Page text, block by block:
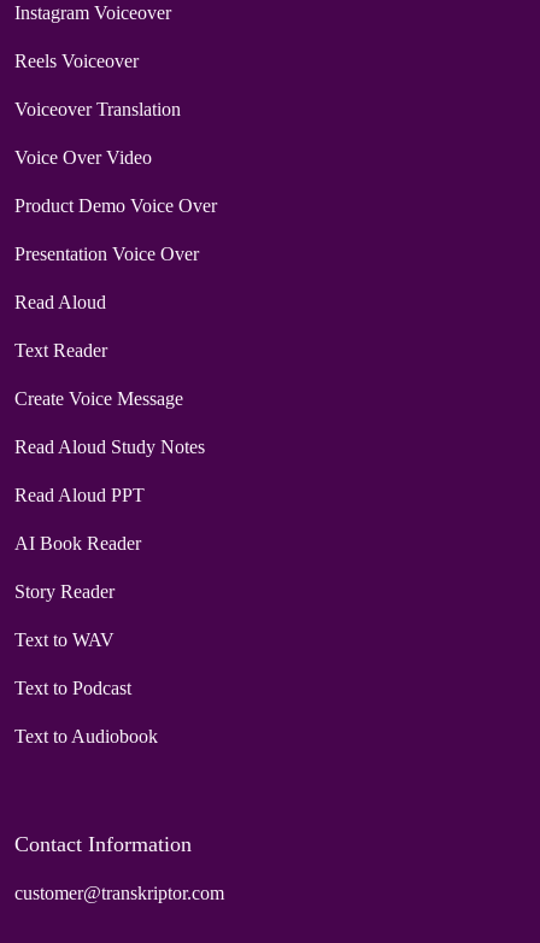
Instagram Voiceover
Reels Voiceover
Voiceover Translation
Voice Over Video
Product Demo Voice Over
Presentation Voice Over
Read Aloud
Text Reader
Create Voice Message
Read Aloud Study Notes
Read Aloud PPT
AI Book Reader
Story Reader
Text to WAV
Text to Podcast
Text to Audiobook
Contact Information
customer@transkriptor.com